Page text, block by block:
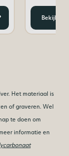
Bekijk
Het materiaal is
of graveren. Wel
te doen om
informatie en